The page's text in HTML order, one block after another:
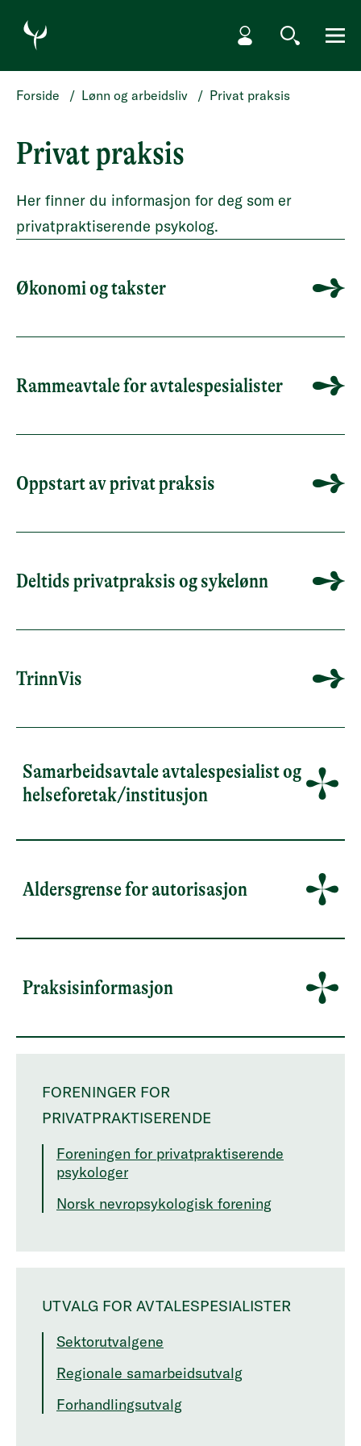
HOPP TIL HOVEDINNHOLD
Min side
Søk Meny
Forside / Lønn og arbeidsliv / Privat praksis
Privat praksis
Her finner du informasjon for deg som er
privatpraktiserende psykolog.
Økonomi og takster
Rammeavtale for avtalespesialister
Oppstart av privat praksis
Deltids privatpraksis og sykelønn
TrinnVis
Samarbeidsavtale avtalespesialist og
helseforetak/institusjon
Aldersgrense for autorisasjon
Praksisinformasjon
FORENINGER FOR
PRIVATPRAKTISERENDE
Foreningen for privatpraktiserende
psykologer
Norsk nevropsykologisk forening
UTVALG FOR AVTALESPESIALISTER
Sektorutvalgene
Regionale samarbeidsutvalg
Forhandlingsutvalg